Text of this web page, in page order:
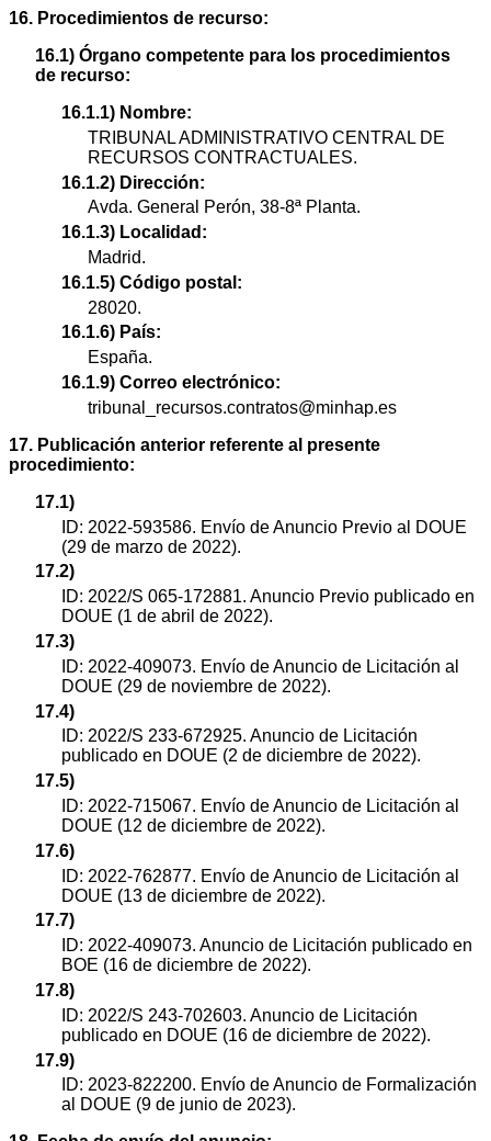
16. Procedimientos de recurso:
16.1) Órgano competente para los procedimientos
de recurso:
16.1.1) Nombre:
TRIBUNAL ADMINISTRATIVO CENTRAL DE
RECURSOS CONTRACTUALES.
16.1.2) Dirección:
Avda. General Perón, 38-8ª Planta.
16.1.3) Localidad:
Madrid.
16.1.5) Código postal:
28020.
16.1.6) País:
España.
16.1.9) Correo electrónico:
tribunal_recursos.contratos@minhap.es
17. Publicación anterior referente al presente
procedimiento:
17.1)
ID: 2022-593586. Envío de Anuncio Previo al DOUE
(29 de marzo de 2022).
17.2)
ID: 2022/S 065-172881. Anuncio Previo publicado en
DOUE (1 de abril de 2022).
17.3)
ID: 2022-409073. Envío de Anuncio de Licitación al
DOUE (29 de noviembre de 2022).
17.4)
ID: 2022/S 233-672925. Anuncio de Licitación
publicado en DOUE (2 de diciembre de 2022).
17.5)
ID: 2022-715067. Envío de Anuncio de Licitación al
DOUE (12 de diciembre de 2022).
17.6)
ID: 2022-762877. Envío de Anuncio de Licitación al
DOUE (13 de diciembre de 2022).
17.7)
ID: 2022-409073. Anuncio de Licitación publicado en
BOE (16 de diciembre de 2022).
17.8)
ID: 2022/S 243-702603. Anuncio de Licitación
publicado en DOUE (16 de diciembre de 2022).
17.9)
ID: 2023-822200. Envío de Anuncio de Formalización
al DOUE (9 de junio de 2023).